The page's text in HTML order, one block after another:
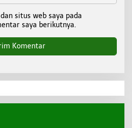
situs web saya pada
saya berikutnya.